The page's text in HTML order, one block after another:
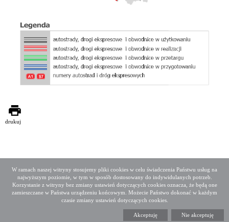
W ramach naszej witryny stosujemy pliki cookies w celu świadczenia Państwu usług na
najwyższym poziomie, w tym w sposób dostosowany do indywidulanych potrzeb.
Korzystanie z witryny bez zmiany ustawień dotyczących cookies oznacza, że będą one
zamieszczane w Państwa urządzeniu końcowym. Możecie Państwo dokonać w każdym
czasie zmiany ustawień dotyczących cookies.
Akceptuję Nie akceptuję
drukuj
Deklaracja dostępności
Mapa serwisu
Media społecznościowe
Twitter Facebook Linkedin
Copyright 2015 GDDKiA
ul. Wronia 53, 00-874 Warszawa, Tel +48 22 375 88 88